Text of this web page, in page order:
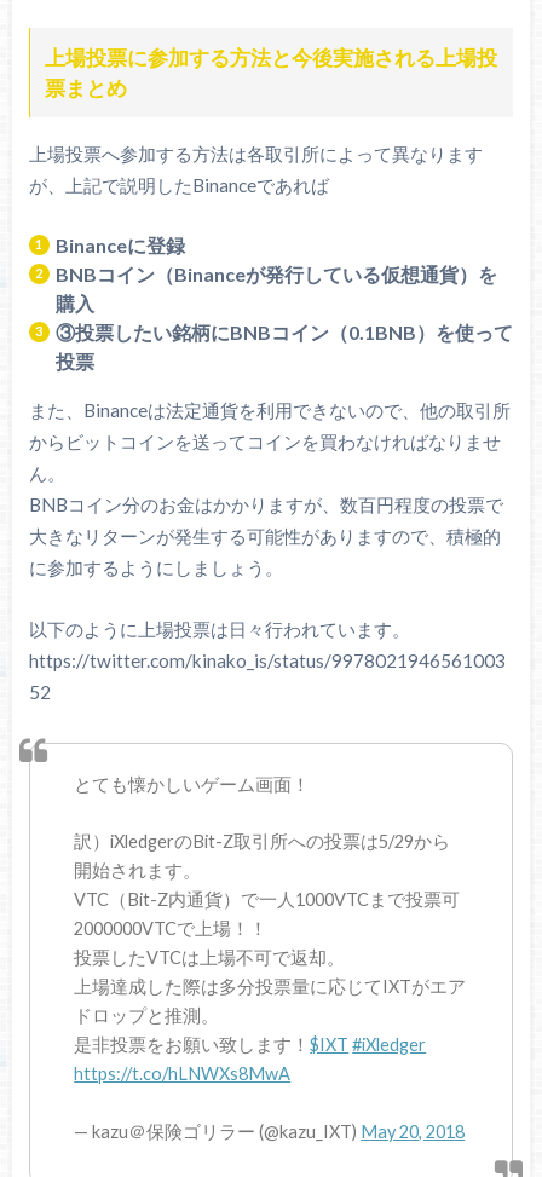
上場投票に参加する方法と今後実施される上場投
票まとめ
上場投票へ参加する方法は各取引所によって異なります
が、上記で説明したBinanceであれば
Binanceに登録
BNBコイン（Binanceが発行している仮想通貨）を
購入
③投票したい銘柄にBNBコイン（0.1BNB）を使って
投票
また、Binanceは法定通貨を利用できないので、他の取引所
からビットコインを送ってコインを買わなければなりませ
ん。
BNBコイン分のお金はかかりますが、数百円程度の投票で
大きなリターンが発生する可能性がありますので、積極的
に参加するようにしましょう。
以下のように上場投票は日々行われています。
https://twitter.com/kinako_is/status/9978021946561003
52
とても懐かしいゲーム画面！
訳）iXledgerのBit-Z取引所への投票は5/29から
開始されます。
VTC（Bit-Z内通貨）で一人1000VTCまで投票可
2000000VTCで上場！！
投票したVTCは上場不可で返却。
上場達成した際は多分投票量に応じてIXTがエア
ドロップと推測。
是非投票をお願い致します！$IXT #iXledger
https://t.co/hLNWXs8MwA
— kazu＠保険ゴリラー (@kazu_IXT) May 20, 2018